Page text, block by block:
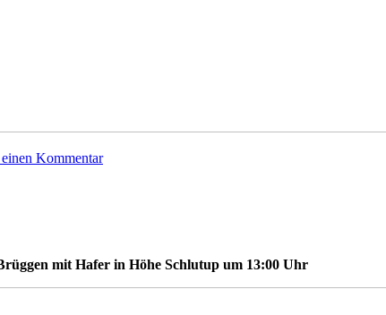
Kommentar
mit Hafer in Höhe Schlutup um 13:00 Uhr